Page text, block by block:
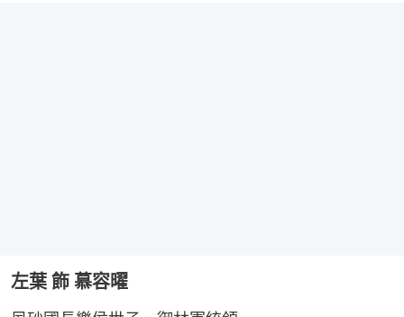
左葉 飾 慕容曜